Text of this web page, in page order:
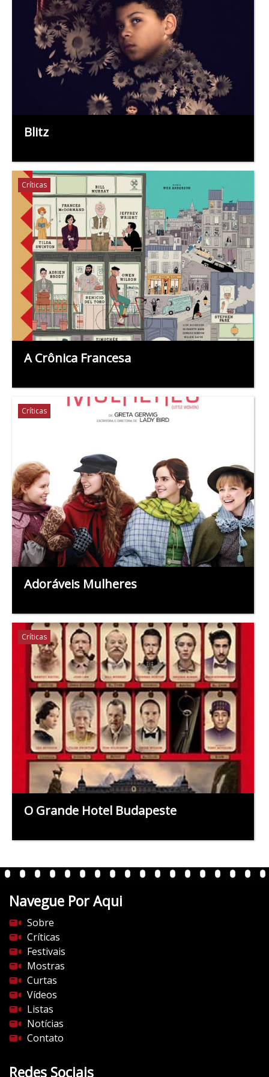
Blitz
Críticas
A Crônica Francesa
Críticas
Adoráveis Mulheres
Críticas
O Grande Hotel Budapeste
Navegue Por Aqui
Sobre
Críticas
Festivais
Mostras
Curtas
Vídeos
Listas
Notícias
Contato
Redes Sociais